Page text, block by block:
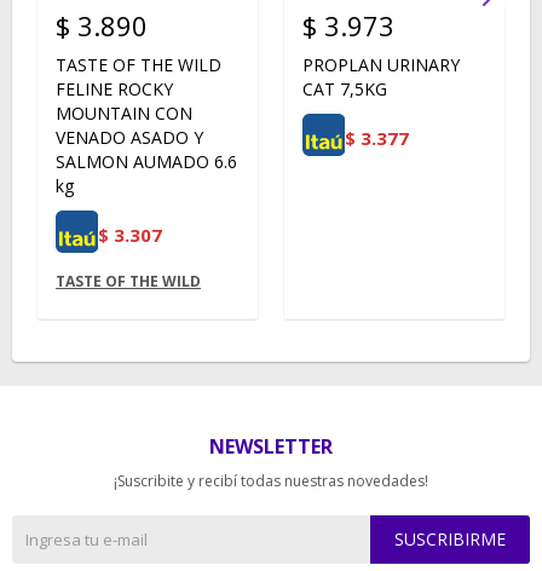
$ 3.890
TASTE OF THE WILD
FELINE ROCKY
MOUNTAIN CON
VENADO ASADO Y
SALMON AUMADO 6.6
kg
$ 3.307
TASTE OF THE WILD
$ 3.973
PROPLAN URINARY
CAT 7,5KG
$ 3.377
NEWSLETTER
¡Suscribite y recibí todas nuestras novedades!
SUSCRIBIRME